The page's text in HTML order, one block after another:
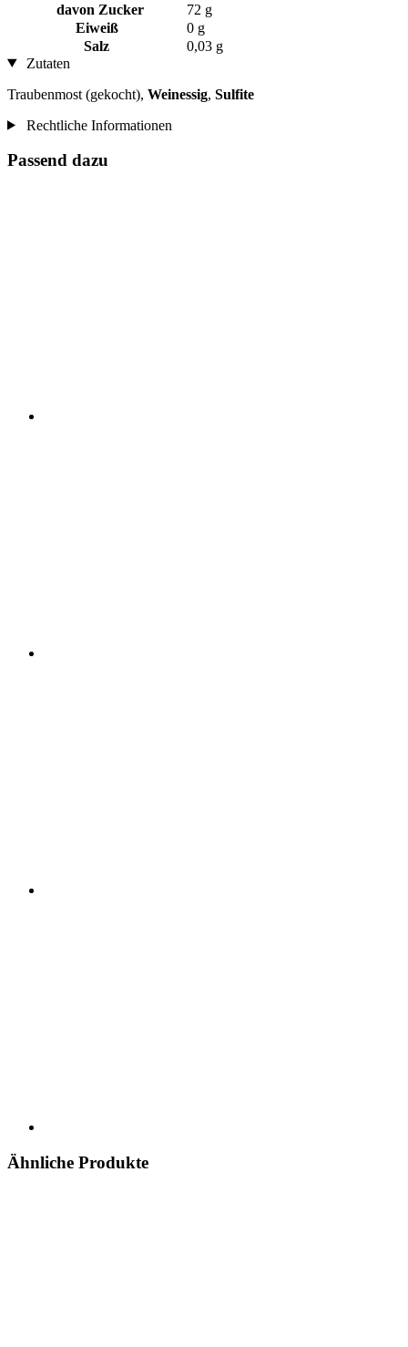
davon Zucker
72 g
Eiweiß
0 g
Salz
0,03 g
Zutaten
Traubenmost (gekocht), Weinessig, Sulfite
Rechtliche Informationen
Passend dazu
Ähnliche Produkte